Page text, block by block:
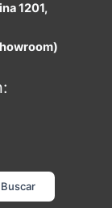
1201,
Buscar